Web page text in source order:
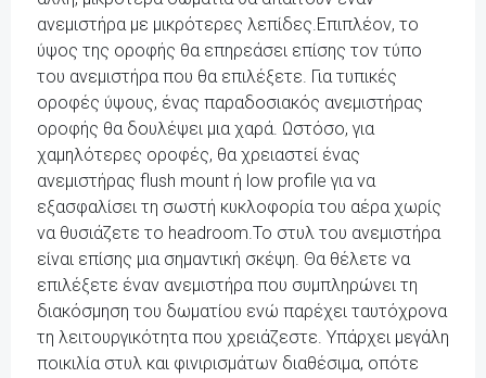
ανεμιστήρα με μικρότερες λεπίδες.Επιπλέον, το
ύψος της οροφής θα επηρεάσει επίσης τον τύπο
του ανεμιστήρα που θα επιλέξετε. Για τυπικές
οροφές ύψους, ένας παραδοσιακός ανεμιστήρας
οροφής θα δουλέψει μια χαρά. Ωστόσο, για
χαμηλότερες οροφές, θα χρειαστεί ένας
ανεμιστήρας flush mount ή low profile για να
εξασφαλίσει τη σωστή κυκλοφορία του αέρα χωρίς
να θυσιάζετε το headroom.Το στυλ του ανεμιστήρα
είναι επίσης μια σημαντική σκέψη. Θα θέλετε να
επιλέξετε έναν ανεμιστήρα που συμπληρώνει τη
διακόσμηση του δωματίου ενώ παρέχει ταυτόχρονα
τη λειτουργικότητα που χρειάζεστε. Υπάρχει μεγάλη
ποικιλία στυλ και φινιρισμάτων διαθέσιμα, οπότε